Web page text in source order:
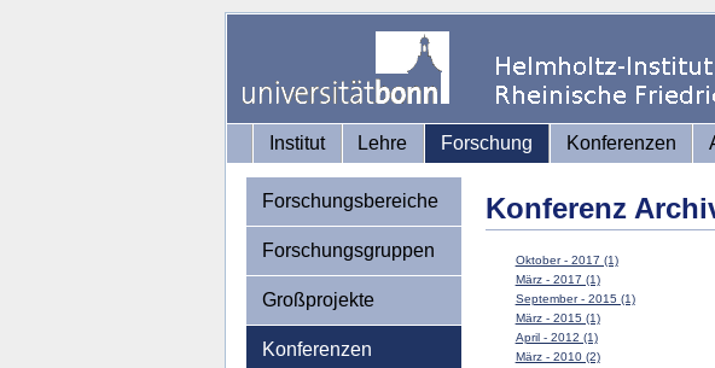
Institut Lehre Forschung Konferenzen
Forschungsbereiche
Forschungsgruppen
Großprojekte
Konferenzen
Konferenz
Oktober - 2017 (1)
März - 2017 (1)
September - 2015 (1)
März - 2015 (1)
April - 2012 (1)
März - 2010 (2)